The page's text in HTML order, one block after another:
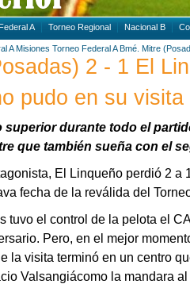
A Torneo Regional Nacional B
A Misiones Torneo Federal A Bmé. Mitre
2 - 1 El
pudo en su
superior durante todo el
que también sueña con el
El Linqueño perdió 2 a
fecha de la reválida del
tuvo el control de la pelota el
Pero, en el mejor
la visita terminó en un centro
Valsangiácomo la mandara